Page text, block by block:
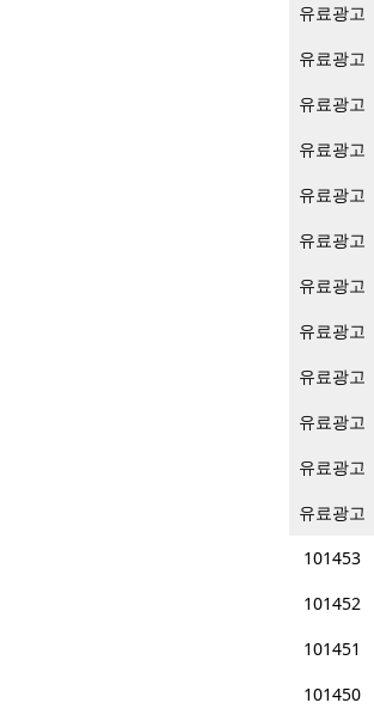
유료광고
유료광고
유료광고
유료광고
유료광고
유료광고
유료광고
유료광고
유료광고
유료광고
유료광고
유료광고
101453
101452
101451
101450